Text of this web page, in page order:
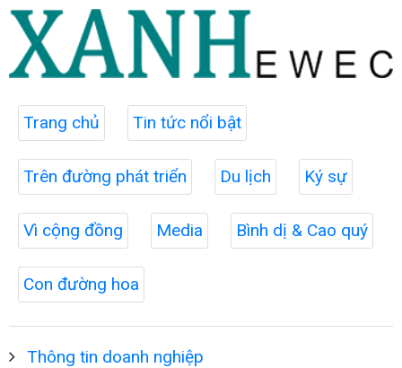
Trang chủ Tin tức nổi bật
Trên đường phát triển Du lịch Ký sự
Vì cộng đồng Media Bình dị & Cao quý
Con đường hoa
Thông tin doanh nghiệp